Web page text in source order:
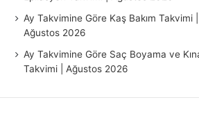
Ay Takvimine Göre Kaş Bakım Takvimi |
Ağustos 2026
Ay Takvimine Göre Saç Boyama ve
Takvimi | Ağustos 2026